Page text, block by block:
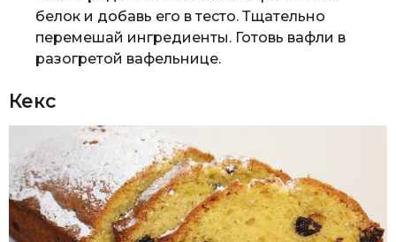
белок и добавь его в тесто. Тщательно
перемешай ингредиенты. Готовь вафли в
разогретой вафельнице.
Кекc